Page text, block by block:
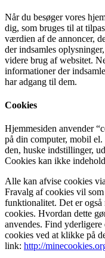
Når du besøger vores
dig, som bruges til at
værdien af de annoncer,
der indsamles
videre brug af websitet.
informationer der
har adgang til dem.
Cookies
Hjemmesiden anvender
på din computer, mobil
den, huske indstillinger,
Cookies kan ikke
Alle kan afvise cookies
Fravalg af cookies vil
funktionalitet. Det er også
cookies. Hvordan dette
anvendes. Find
cookies ved at klikke på
link: http://